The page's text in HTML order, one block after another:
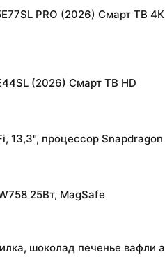
PRO (2026) Смарт ТВ 4К
(2026) Смарт ТВ HD
25Вт, MagSafe